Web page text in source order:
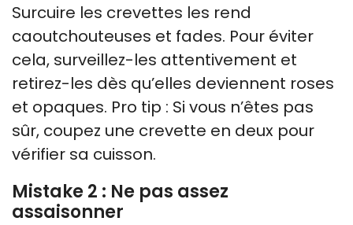
Surcuire les crevettes les rend
caoutchouteuses et fades. Pour éviter
cela, surveillez-les attentivement et
retirez-les dès qu’elles deviennent roses
et opaques. Pro tip : Si vous n’êtes pas
sûr, coupez une crevette en deux pour
vérifier sa cuisson.
Mistake 2 : Ne pas assez
assaisonner